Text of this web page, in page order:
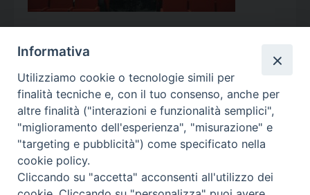
Calendario Appuntamenti
<< Ago 2026 >>
l m m g v s
d
27
28
3
4 5 6 7 8 9
Informativa
Utilizziamo cookie o tecnologie simili per
finalità tecniche e, con il tuo consenso, anche per
altre finalità ("interazioni e funzionalità semplici",
"miglioramento dell'esperienza", "misurazione" e
"targeting e pubblicità") come specificato nella
cookie policy.
Cliccando su "accetta" acconsenti all'utilizzo dei